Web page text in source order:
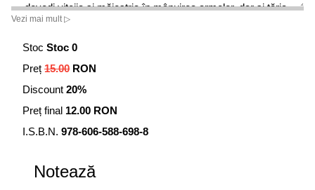
dovedi vitejia și măiestria în mânuirea armelor, dar și tăria
de caracter.
Vezi mai mult ▷
Stoc Stoc 0
Preț 15.00 RON
Discount 20%
Preț final 12.00 RON
I.S.B.N. 978-606-588-698-8
Notează